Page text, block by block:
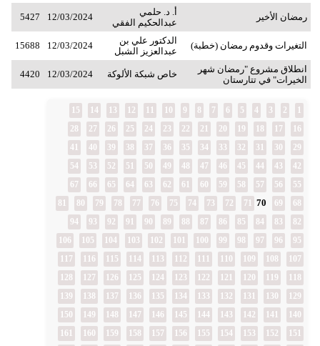
رمضان الأخير
أ. د. حلمي
عبدالحكيم الفقي
12/03/2024
5427
التغيرات وقدوم رمضان (خطبة)
الدكتور علي بن
عبدالعزيز الشبل
12/03/2024
15688
انطلاق مشروع "رمضان شهر
الخيرات" في تتارستان
خاص شبكة الألوكة 12/03/2024
4420
2
3
4
5
6
7
8
9
12
13
14
15
16
17
18
19
20
21
22
23
24
25
26
27
28
29
30
31
32
33
34
35
36
37
38
39
40
41
42
43
44
45
46
47
48
49
50
51
52
53
54
55
56
57
58
59
60
61
62
63
64
65
66
67
68
69
71
72
73
74
75
76
77
78
79
80
81
82
83
84
85
86
87
88
89
90
91
92
93
94
95
96
97
98
99
102
103
104
105
106
107
108
109
112
113
114
115
116
117
118
119
120
121
122
123
124
125
126
127
128
129
130
131
132
133
134
135
136
137
138
139
140
141
142
143
144
145
146
147
148
149
150
151
152
153
154
155
156
157
158
159
160
161